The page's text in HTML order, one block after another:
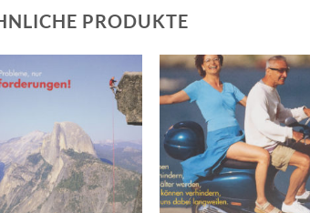
PRODUKTE
Wunschliste
+
Auf die
Wunschliste
+